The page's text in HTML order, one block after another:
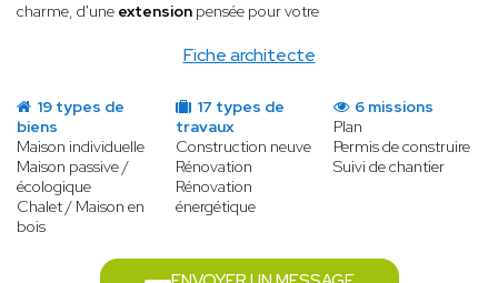
Fiche architecte
charme, d'une extension pensée pour votre
19 types de
biens
Maison individuelle
Maison passive /
écologique
Chalet / Maison en
bois
17 types de
travaux
Construction neuve
Rénovation
Rénovation
énergétique
6 missions
Plan
Permis de construire
Suivi de chantier